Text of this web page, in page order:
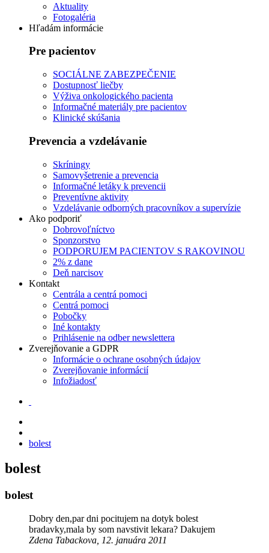
Aktuality
Fotogaléria
Hľadám informácie
Pre pacientov
SOCIÁLNE ZABEZPEČENIE
Dostupnosť liečby
Výživa onkologického pacienta
Informačné materiály pre pacientov
Klinické skúšania
Prevencia a vzdelávanie
Skríningy
Samovyšetrenie a prevencia
Informačné letáky k prevencii
Preventívne aktivity
Vzdelávanie odborných pracovníkov a supervízie
Ako podporiť
Dobrovoľníctvo
Sponzorstvo
PODPORUJEM PACIENTOV S RAKOVINOU
2% z dane
Deň narcisov
Kontakt
Centrála a centrá pomoci
Centrá pomoci
Pobočky
Iné kontakty
Prihlásenie na odber newslettera
Zverejňovanie a GDPR
Informácie o ochrane osobných údajov
Zverejňovanie informácií
Infožiadosť
bolest
bolest
bolest
Dobry den,par dni pocitujem na dotyk bolest
bradavky,mala by som navstivit lekara? Dakujem
Zdena Tabackova, 12. januára 2011